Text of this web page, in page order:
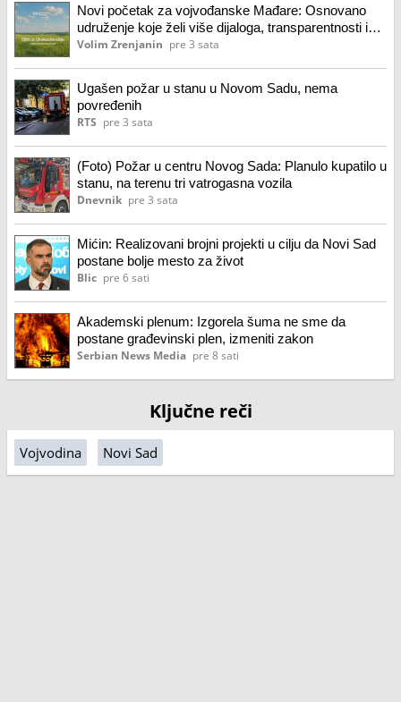
Novi početak za vojvođanske Mađare: Osnovano
udruženje koje želi više dijaloga, transparentnosti i
ravnomerniji razvoj Banata Civilno udruženje
Volim Zrenjanin pre 3 sata
Ugašen požar u stanu u Novom Sadu, nema
povređenih
RTS pre 3 sata
(Foto) Požar u centru Novog Sada: Planulo kupatilo u
stanu, na terenu tri vatrogasna vozila
Dnevnik pre 3 sata
Mićin: Realizovani brojni projekti u cilju da Novi Sad
postane bolje mesto za život
Blic pre 6 sati
Akademski plenum: Izgorela šuma ne sme da
postane građevinski plen, izmeniti zakon
Serbian News Media pre 8 sati
Ključne reči
Vojvodina Novi Sad